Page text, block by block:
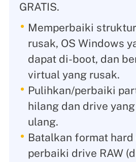
GRATIS.
Memperbaiki
rusak, OS Windows
dapat di-boot, dan
virtual yang rusak.
Pulihkan/perbaiki
hilang dan drive
ulang.
Batalkan format
perbaiki drive RAW